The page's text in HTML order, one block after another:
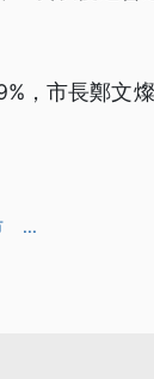
，市長鄭文
...